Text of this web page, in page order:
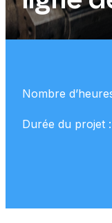
Nombre
Durée du projet :